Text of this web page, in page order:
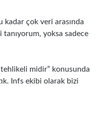
kadar çok veri arasında
yoksa sadece
midir” konusunda
Infs ekibi olarak bizi